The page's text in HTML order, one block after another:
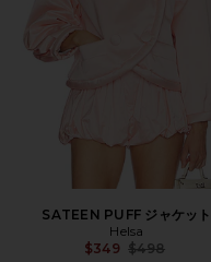
SATEEN PUFF ジャケット
Helsa
$349 Previous
$498